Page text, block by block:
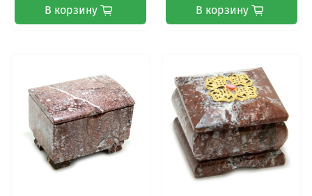
В корзину В корзину